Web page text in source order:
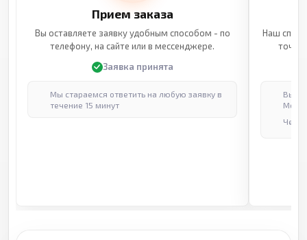
Прием заказа
Вы оставляете заявку удобным способом - по
телефону, на сайте или в мессенджере.
Заявка принята
Мы стараемся ответить на любую заявку в
течение 15 минут
Наш